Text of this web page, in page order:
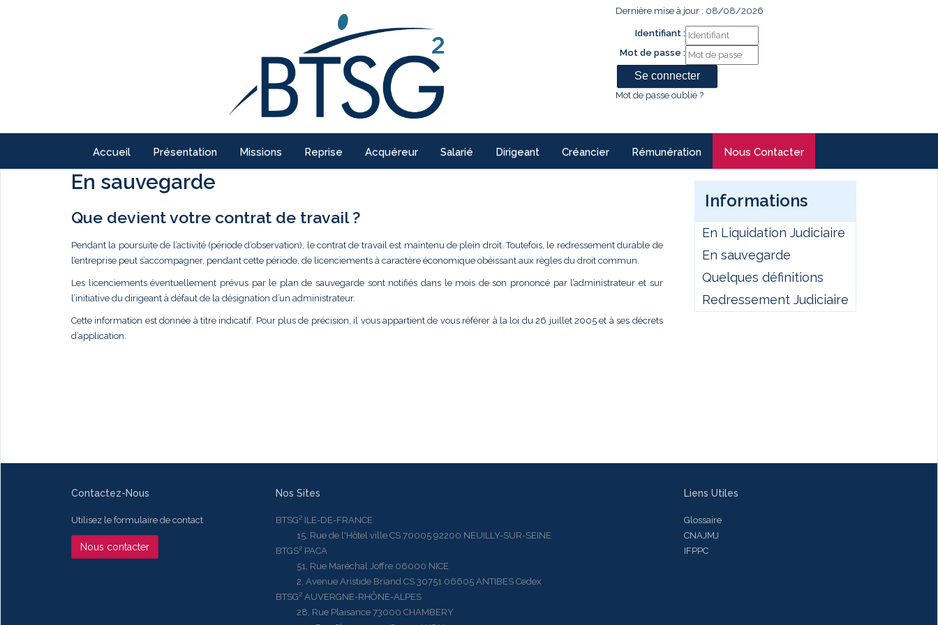
Dernière mise à jour : 08/08/2026
Identifiant :
Mot de passe :
Mot de passe oublié ?
Accueil Présentation Missions Reprise Acquéreur Salarié Dirigeant Créancier Rémunération Nous Contacter
En sauvegarde
Que devient votre contrat de travail ?
Pendant la poursuite de l’activité (période d’observation), le contrat de travail est maintenu de plein droit. Toutefois, le redressement durable de
l’entreprise peut s’accompagner, pendant cette période, de licenciements à caractère économique obéissant aux règles du droit commun.
Les licenciements éventuellement prévus par le plan de sauvegarde sont notifiés dans le mois de son prononcé par l’administrateur et sur
l’initiative du dirigeant à défaut de la désignation d’un administrateur.
Cette information est donnée à titre indicatif. Pour plus de précision, il vous appartient de vous référer à la loi du 26 juillet 2005 et à ses décrets
d’application.
Informations
En Liquidation Judiciaire
En sauvegarde
Quelques définitions
Redressement Judiciaire
Contactez-Nous
Utilisez le formulaire de contact
Nous contacter
Nos Sites
BTSG² ILE-DE-FRANCE
15, Rue de l'Hôtel ville CS 70005 92200 NEUILLY-SUR-SEINE
BTGS² PACA
51, Rue Maréchal Joffre 06000 NICE
2, Avenue Aristide Briand CS 30751 06605 ANTIBES Cedex
BTSG² AUVERGNE-RHÔNE-ALPES
28, Rue Plaisance 73000 CHAMBERY
Liens Utiles
Glossaire
CNAJMJ
IFPPC